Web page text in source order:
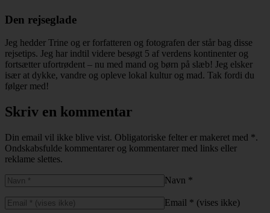
Den rejseglade
Jeg hedder Trine og er forfatteren og fotografen der står bag disse
rejsetips. Jeg har indtil videre besøgt 5 af verdens kontinenter og
fortsætter ufortrødent – nu med mand og børn på slæb! Jeg elsker
især at dykke, vandre og opleve lokal kultur og mad. Tak fordi du
følger med!
Skriv en kommentar
Din email vil ikke blive vist. Obligatoriske felter er makeret med *.
Ondskabsfulde kommentarer og kommentarer med links eller
reklame slettes.
Navn *
Email * (vises ikke)